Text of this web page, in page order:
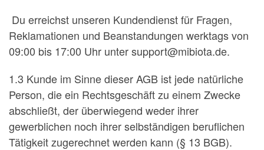
Du erreichst unseren Kundendienst für Fragen,
Reklamationen und Beanstandungen werktags von
09:00 bis 17:00 Uhr unter support@mibiota.de.
1.3 Kunde im Sinne dieser AGB ist jede natürliche
Person, die ein Rechtsgeschäft zu einem Zwecke
abschließt, der überwiegend weder ihrer
gewerblichen noch ihrer selbständigen beruflichen
Tätigkeit zugerechnet werden kann (§ 13 BGB).